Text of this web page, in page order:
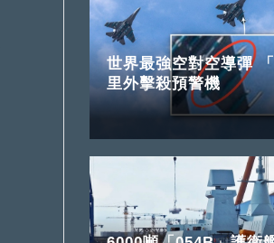
世界最強空對空導彈
里外擊殺預警機